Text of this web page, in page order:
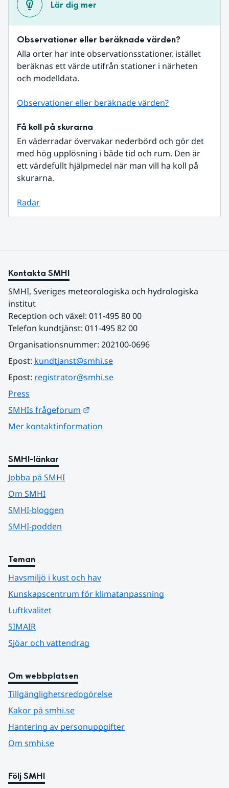
Lär dig mer
Observationer eller beräknade värden?
Alla orter har inte observationsstationer, istället
beräknas ett värde utifrån stationer i närheten
och modelldata.
Observationer eller beräknade värden?
Få koll på skurarna
En väderradar övervakar nederbörd och gör det
med hög upplösning i både tid och rum. Den är
ett värdefullt hjälpmedel när man vill ha koll på
skurarna.
Radar
Kontakta SMHI
SMHI, Sveriges meteorologiska och hydrologiska
institut
Reception och växel: 011-495 80 00
Telefon kundtjänst: 011-495 82 00
Organisationsnummer: 202100-0696
Epost: kundtjanst@smhi.se
Epost: registrator@smhi.se
Press
SMHIs frågeforum
Mer kontaktinformation
SMHI-länkar
Jobba på SMHI
Om SMHI
SMHI-bloggen
SMHI-podden
Teman
Havsmiljö i kust och hav
Kunskapscentrum för klimatanpassning
Luftkvalitet
SIMAIR
Sjöar och vattendrag
Om webbplatsen
Tillgänglighetsredogörelse
Kakor på smhi.se
Hantering av personuppgifter
Om smhi.se
Följ SMHI